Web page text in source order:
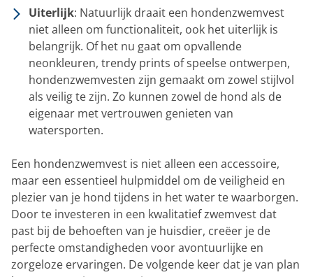
Uiterlijk: Natuurlijk draait een hondenzwemvest
niet alleen om functionaliteit, ook het uiterlijk is
belangrijk. Of het nu gaat om opvallende
neonkleuren, trendy prints of speelse ontwerpen,
hondenzwemvesten zijn gemaakt om zowel stijlvol
als veilig te zijn. Zo kunnen zowel de hond als de
eigenaar met vertrouwen genieten van
watersporten.
Een hondenzwemvest is niet alleen een accessoire,
maar een essentieel hulpmiddel om de veiligheid en
plezier van je hond tijdens in het water te waarborgen.
Door te investeren in een kwalitatief zwemvest dat
past bij de behoeften van je huisdier, creëer je de
perfecte omstandigheden voor avontuurlijke en
zorgeloze ervaringen. De volgende keer dat je van plan